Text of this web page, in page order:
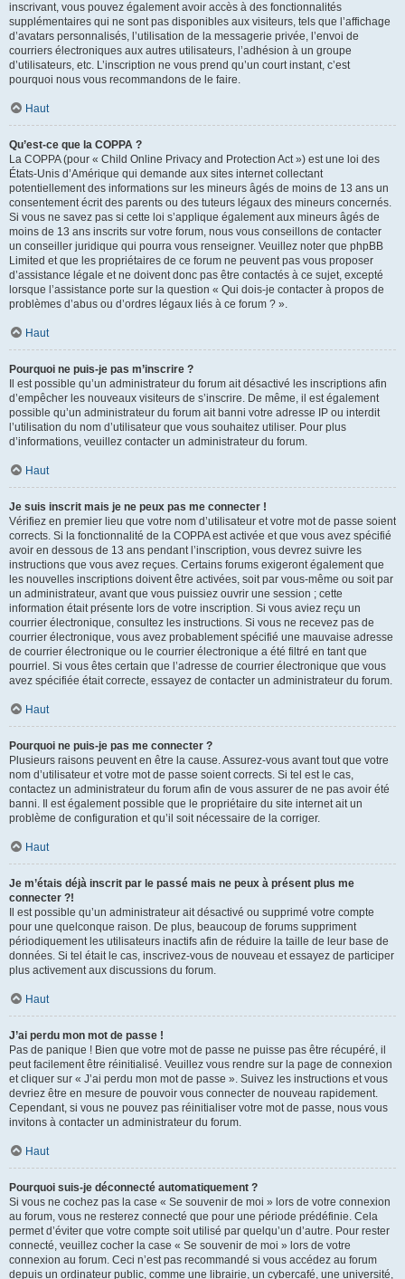
inscrivant, vous pouvez également avoir accès à des fonctionnalités
supplémentaires qui ne sont pas disponibles aux visiteurs, tels que l’affichage
d’avatars personnalisés, l’utilisation de la messagerie privée, l’envoi de
courriers électroniques aux autres utilisateurs, l’adhésion à un groupe
d’utilisateurs, etc. L’inscription ne vous prend qu’un court instant, c’est
pourquoi nous vous recommandons de le faire.
Haut
Qu’est-ce que la COPPA ?
La COPPA (pour « Child Online Privacy and Protection Act ») est une loi des
États-Unis d’Amérique qui demande aux sites internet collectant
potentiellement des informations sur les mineurs âgés de moins de 13 ans un
consentement écrit des parents ou des tuteurs légaux des mineurs concernés.
Si vous ne savez pas si cette loi s’applique également aux mineurs âgés de
moins de 13 ans inscrits sur votre forum, nous vous conseillons de contacter
un conseiller juridique qui pourra vous renseigner. Veuillez noter que phpBB
Limited et que les propriétaires de ce forum ne peuvent pas vous proposer
d’assistance légale et ne doivent donc pas être contactés à ce sujet, excepté
lorsque l’assistance porte sur la question « Qui dois-je contacter à propos de
problèmes d’abus ou d’ordres légaux liés à ce forum ? ».
Haut
Pourquoi ne puis-je pas m’inscrire ?
Il est possible qu’un administrateur du forum ait désactivé les inscriptions afin
d’empêcher les nouveaux visiteurs de s’inscrire. De même, il est également
possible qu’un administrateur du forum ait banni votre adresse IP ou interdit
l’utilisation du nom d’utilisateur que vous souhaitez utiliser. Pour plus
d’informations, veuillez contacter un administrateur du forum.
Haut
Je suis inscrit mais je ne peux pas me connecter !
Vérifiez en premier lieu que votre nom d’utilisateur et votre mot de passe soient
corrects. Si la fonctionnalité de la COPPA est activée et que vous avez spécifié
avoir en dessous de 13 ans pendant l’inscription, vous devrez suivre les
instructions que vous avez reçues. Certains forums exigeront également que
les nouvelles inscriptions doivent être activées, soit par vous-même ou soit par
un administrateur, avant que vous puissiez ouvrir une session ; cette
information était présente lors de votre inscription. Si vous aviez reçu un
courrier électronique, consultez les instructions. Si vous ne recevez pas de
courrier électronique, vous avez probablement spécifié une mauvaise adresse
de courrier électronique ou le courrier électronique a été filtré en tant que
pourriel. Si vous êtes certain que l’adresse de courrier électronique que vous
avez spécifiée était correcte, essayez de contacter un administrateur du forum.
Haut
Pourquoi ne puis-je pas me connecter ?
Plusieurs raisons peuvent en être la cause. Assurez-vous avant tout que votre
nom d’utilisateur et votre mot de passe soient corrects. Si tel est le cas,
contactez un administrateur du forum afin de vous assurer de ne pas avoir été
banni. Il est également possible que le propriétaire du site internet ait un
problème de configuration et qu’il soit nécessaire de la corriger.
Haut
Je m’étais déjà inscrit par le passé mais ne peux à présent plus me
connecter ?!
Il est possible qu’un administrateur ait désactivé ou supprimé votre compte
pour une quelconque raison. De plus, beaucoup de forums suppriment
périodiquement les utilisateurs inactifs afin de réduire la taille de leur base de
données. Si tel était le cas, inscrivez-vous de nouveau et essayez de participer
plus activement aux discussions du forum.
Haut
J’ai perdu mon mot de passe !
Pas de panique ! Bien que votre mot de passe ne puisse pas être récupéré, il
peut facilement être réinitialisé. Veuillez vous rendre sur la page de connexion
et cliquer sur « J’ai perdu mon mot de passe ». Suivez les instructions et vous
devriez être en mesure de pouvoir vous connecter de nouveau rapidement.
Cependant, si vous ne pouvez pas réinitialiser votre mot de passe, nous vous
invitons à contacter un administrateur du forum.
Haut
Pourquoi suis-je déconnecté automatiquement ?
Si vous ne cochez pas la case « Se souvenir de moi » lors de votre connexion
au forum, vous ne resterez connecté que pour une période prédéfinie. Cela
permet d’éviter que votre compte soit utilisé par quelqu’un d’autre. Pour rester
connecté, veuillez cocher la case « Se souvenir de moi » lors de votre
connexion au forum. Ceci n’est pas recommandé si vous accédez au forum
depuis un ordinateur public, comme une librairie, un cybercafé, une université,